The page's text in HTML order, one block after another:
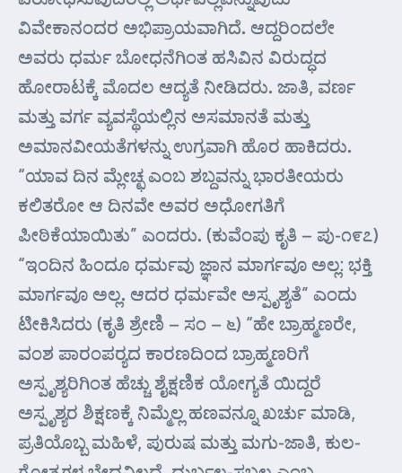
ವಿವೇಕಾನಂದರ ಅಭಿಪ್ರಾಯವಾಗಿದೆ. ಆದ್ದರಿಂದಲೇ
ಅವರು ಧರ್ಮ ಬೋಧನೆಗಿಂತ ಹಸಿವಿನ ವಿರುದ್ಧದ
ಹೋರಾಟಕ್ಕೆ ಮೊದಲ ಆದ್ಯತೆ ನೀಡಿದರು. ಜಾತಿ, ವರ್ಣ
ಮತ್ತು ವರ್ಗ ವ್ಯವಸ್ಥೆಯಲ್ಲಿನ ಅಸಮಾನತೆ ಮತ್ತು
ಅಮಾನವೀಯತೆಗಳನ್ನು ಉಗ್ರವಾಗಿ ಹೊರ ಹಾಕಿದರು.
“ಯಾವ ದಿನ ಮ್ಲೇಚ್ಛ ಎಂಬ ಶಬ್ದವನ್ನು ಭಾರತೀಯರು
ಕಲಿತರೋ ಆ ದಿನವೇ ಅವರ ಅಧೋಗತಿಗೆ
ಪೀಠಿಕೆಯಾಯಿತು” ಎಂದರು. (ಕುವೆಂಪು ಕೃತಿ – ಪು-೧೯೭)
“ಇಂದಿನ ಹಿಂದೂ ಧರ್ಮವು ಜ್ಞಾನ ಮಾರ್ಗವೂ ಅಲ್ಲ: ಭಕ್ತಿ
ಮಾರ್ಗವೂ ಅಲ್ಲ. ಆದರ ಧರ್ಮವೇ ಅಸ್ಪೃಶ್ಯತೆ” ಎಂದು
ಟೀಕಿಸಿದರು (ಕೃತಿ ಶ್ರೇಣಿ – ಸಂ – ೬) “ಹೇ ಬ್ರಾಹ್ಮಣರೇ,
ವಂಶ ಪಾರಂಪರ್‍ಯದ ಕಾರಣದಿಂದ ಬ್ರಾಹ್ಮಣರಿಗೆ
ಅಸ್ಪೃಶ್ಯರಿಗಿಂತ ಹೆಚ್ಚು ಶೈಕ್ಷಣಿಕ ಯೋಗ್ಯತೆ ಯಿದ್ದರೆ
ಅಸ್ಪೃಶ್ಯರ ಶಿಕ್ಷಣಕ್ಕೆ ನಿಮ್ಮೆಲ್ಲ ಹಣವನ್ನೂ ಖರ್ಚು ಮಾಡಿ,
ಪ್ರತಿಯೊಬ್ಬ ಮಹಿಳೆ, ಪುರುಷ ಮತ್ತು ಮಗು-ಜಾತಿ, ಕುಲ-